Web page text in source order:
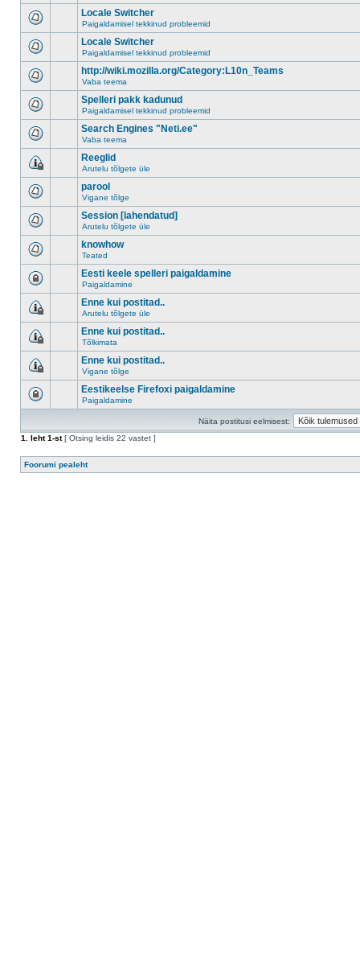
Locale Switcher
Paigaldamisel tekkinud probleemid
Locale Switcher
Paigaldamisel tekkinud probleemid
http://wiki.mozilla.org/Category:L10n_Teams
Vaba teema
Spelleri pakk kadunud
Paigaldamisel tekkinud probleemid
Search Engines "Neti.ee"
Vaba teema
Reeglid
Arutelu tõlgete üle
parool
Vigane tõlge
Session [lahendatud]
Arutelu tõlgete üle
knowhow
Teated
Eesti keele spelleri paigaldamine
Paigaldamine
Enne kui postitad..
Arutelu tõlgete üle
Enne kui postitad..
Tõlkimata
Enne kui postitad..
Vigane tõlge
Eestikeelse Firefoxi paigaldamine
Paigaldamine
Näita postitusi eelmisest:
1
. leht1-st[ Otsing leidis 22 vastet ]
Foorumi pealeht